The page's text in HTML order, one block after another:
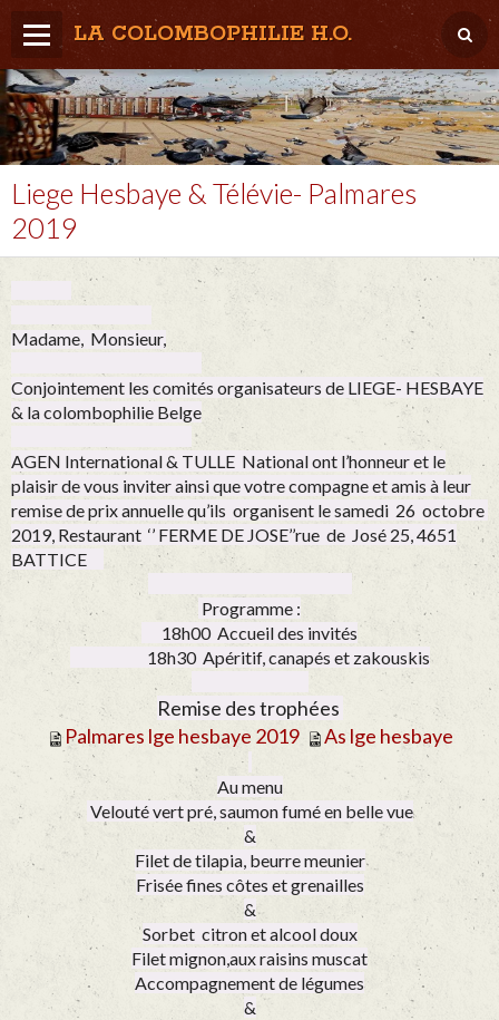
LA COLOMBOPHILIE H.O.
Home
Météo / Het weer
Lâcher / Los
Result. clubs, Provincial, (Inter)National
RFCB / KBDB
Liege Hesbaye & Télévie- Palmares
2019
Madame, Monsieur,
Conjointement les comités organisateurs de LIEGE- HESBAYE
& la colombophilie Belge
AGEN International & TULLE Nationalont l’honneur et le
plaisir de vous inviter ainsi que votre compagne et amis à leur
remise de prix annuelle qu’ils organisent lesamedi 26 octobre
2019, Restaurant ‘’ FERME DE JOSE’’rue de José 25, 4651
BATTICE
Programme :
18h00 Accueil des invités
18h30 Apéritif, canapés et zakouskis
Remise des trophées
Palmares lge hesbaye 2019
As lge hesbaye
Au menu
Velouté vert pré, saumon fumé en belle vue
&
Filet de tilapia, beurre meunier
Frisée fines côtes et grenailles
&
Sorbet citron et alcool doux
Filet mignon,aux raisins muscat
Accompagnement de légumes
&